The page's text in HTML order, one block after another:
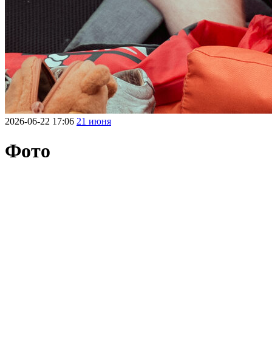
2026-06-22 17:06 21 июня
Фото